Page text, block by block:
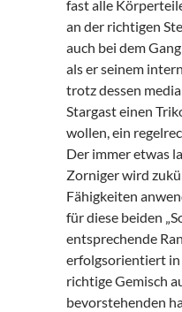
fast alle
an der richtigen
auch bei dem
als er seinem
trotz dessen
Stargast einen
wollen, ein
Der immer etwas
Zorniger wird
Fähigkeiten
für diese beiden
entsprechende
erfolgsorientiert in
richtige Gemisch
bevorstehenden